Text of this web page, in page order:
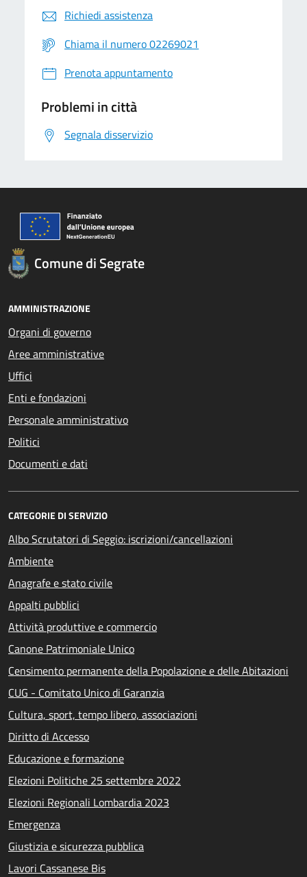
Richiedi assistenza
Chiama il numero 02269021
Prenota appuntamento
Problemi in città
Segnala disservizio
Comune di Segrate
AMMINISTRAZIONE
Organi di governo
Aree amministrative
Uffici
Enti e fondazioni
Personale amministrativo
Politici
Documenti e dati
CATEGORIE DI SERVIZIO
Albo Scrutatori di Seggio: iscrizioni/cancellazioni
Ambiente
Anagrafe e stato civile
Appalti pubblici
Attività produttive e commercio
Canone Patrimoniale Unico
Censimento permanente della Popolazione e delle Abitazioni
CUG - Comitato Unico di Garanzia
Cultura, sport, tempo libero, associazioni
Diritto di Accesso
Educazione e formazione
Elezioni Politiche 25 settembre 2022
Elezioni Regionali Lombardia 2023
Emergenza
Giustizia e sicurezza pubblica
Lavori Cassanese Bis